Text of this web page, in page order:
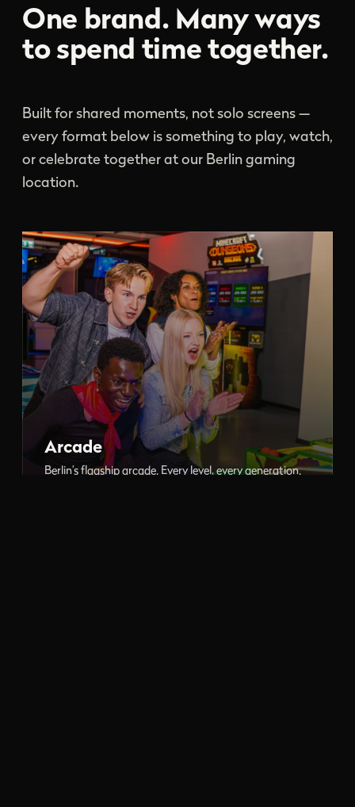
One brand. Many ways
to spend time together.
Built for shared moments, not solo screens —
every format below is something to play, watch,
or celebrate together at our Berlin gaming
location.
Arcade
Berlin’s flagship arcade. Every level, every generation.